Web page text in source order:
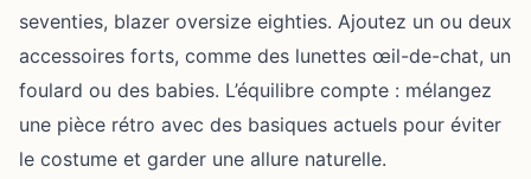
seventies, blazer oversize eighties. Ajoutez un ou deux
accessoires forts, comme des lunettes œil-de-chat, un
foulard ou des babies. L’équilibre compte : mélangez
une pièce rétro avec des basiques actuels pour éviter
le costume et garder une allure naturelle.